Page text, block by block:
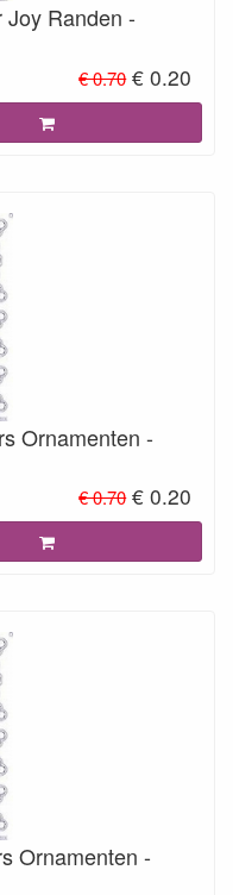
Randen -
€ 0.70 € 0.20
Ornamenten -
€ 0.70 € 0.20
Ornamenten -